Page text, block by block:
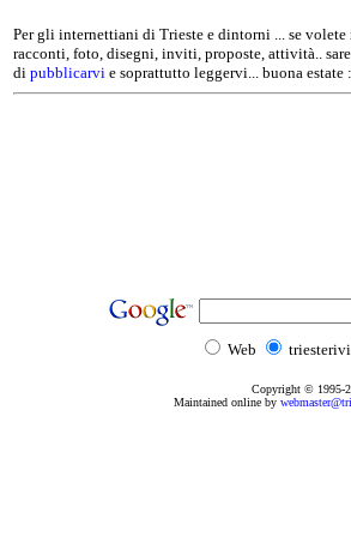
Per gli internettiani di Trieste e dintorni ... se
racconti, foto, disegni, inviti, proposte, attività..
di pubblicarvi e soprattutto leggervi... buona estate
Web
Copyright © 1995-
Maintained online by